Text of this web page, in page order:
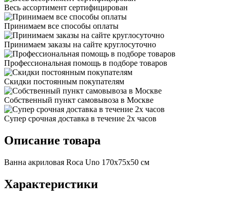
Весь ассортимент сертифицирован
Принимаем все способы оплаты
Принимаем заказы на сайте круглосуточно
Профессиональная помощь в подборе товаров
Скидки постоянным покупателям
Собственный пункт самовывоза в Москве
Супер срочная доставка в течение 2х часов
Описание товара
Ванна акриловая Roca Uno 170x75x50 см
Характеристики